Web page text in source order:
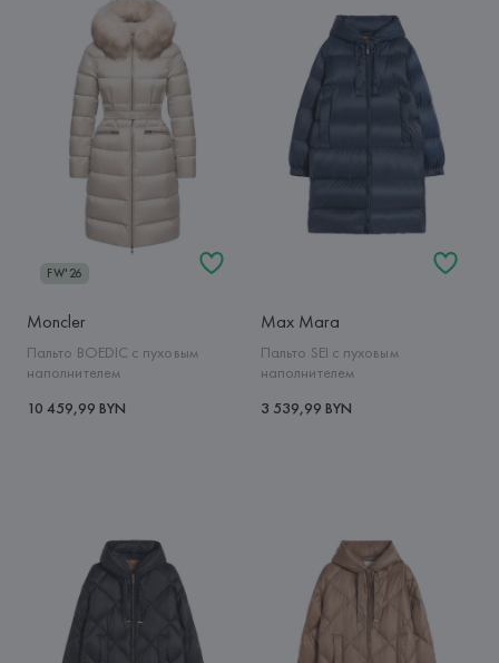
FW'26
Moncler
Пальто BOEDIC с пуховым
наполнителем
10 459,99 BYN
Max Mara
Пальто SEI с пуховым
наполнителем
3 539,99 BYN